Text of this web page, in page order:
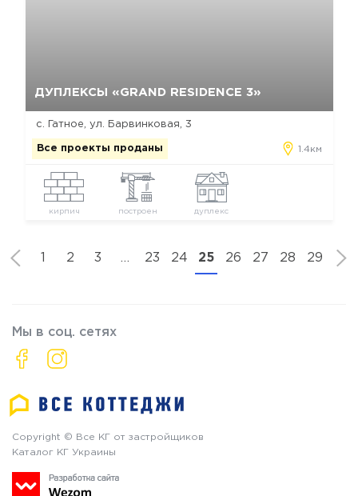
ДУПЛЕКСЫ «GRAND RESIDENCE 3»
с. Гатное, ул. Барвинковая, 3
Все проекты проданы 1.4км
кирпич построен дуплекс
1 2 3 … 23 24 25 26 27 28 29
Мы в соц. сетях
Copyright © Все КГ от застройщиков
Каталог КГ Украины